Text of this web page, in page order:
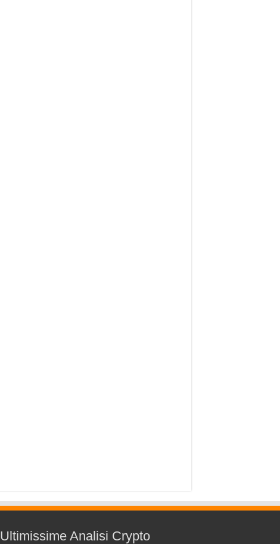
Ultimissime Analisi Crypto